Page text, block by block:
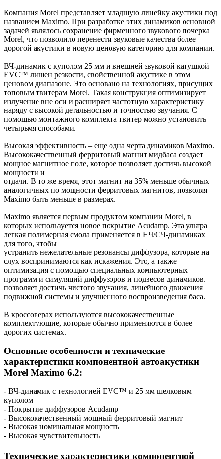
Компания Morel представляет младшую линейку акустики под
названием Maximo. При разработке этих динамиков основной
задачей являлось сохранение фирменного звукового почерка
Morel, что позволило перенести звуковые качества более
дорогой акустики в новую ценовую категорию для компании.
ВЧ-динамик с куполом 25 мм и внешней звуковой катушкой
EVC™ лишен резкости, свойственной акустике в этом
ценовом диапазоне. Это основано на технологиях, присущих
топовым твитерам Morel. Такая конструкция оптимизирует
излучение вне оси и расширяет частотную характеристику
наряду с высокой детальностью и точностью звучания. С
помощью монтажного комплекта твитер можно установить
четырьмя способами.
Высокая эффективность – еще одна черта динамиков Maximo.
Высококачественный ферритовый магнит мидбаса создает
мощное магнитное поле, которое позволяет достичь высокой
мощности и
отдачи. В то же время, этот магнит на 35% меньше обычных
аналогичных по мощности ферритовых магнитов, позволяя
Maximo быть меньше в размерах.
Maximo является первым продуктом компании Morel, в
которых используется новое покрытие Acudamp. Эта ультра
легкая полимерная смола применяется в НЧ/СЧ-динамиках
для того, чтобы
устранить нежелательные резонансы диффузора, которые на
слух воспринимаются как искажения. Это, а также
оптимизация с помощью специальных компьютерных
программ и симуляций диффузоров и подвесов динамиков,
позволяет достичь чистого звучания, линейного движения
подвижной системы и улучшенного воспроизведения баса.
В кроссоверах используются высококачественные
комплектующие, которые обычно применяются в более
дорогих системах.
Основные особенности и технические
характеристики компонентной автоакустики
Morel Maximo 6.2:
- ВЧ-динамик с технологией EVC™ и 25 мм шелковым
куполом
- Покрытие диффузоров Acudamp
- Высококачественный мощный ферритовый магнит
- Высокая номинальная мощность
- Высокая чувствительность
Технические характеристики компонентной